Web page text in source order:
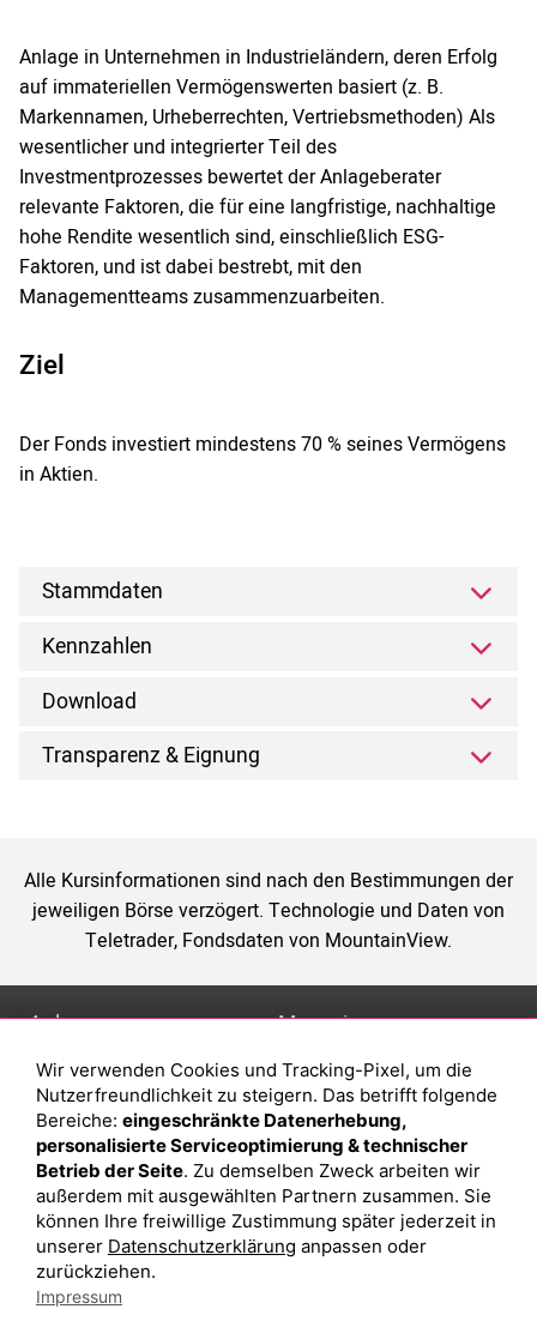
Anlage in Unternehmen in Industrieländern, deren Erfolg
auf immateriellen Vermögenswerten basiert (z. B.
Markennamen, Urheberrechten, Vertriebsmethoden) Als
wesentlicher und integrierter Teil des
Investmentprozesses bewertet der Anlageberater
relevante Faktoren, die für eine langfristige, nachhaltige
hohe Rendite wesentlich sind, einschließlich ESG-
Faktoren, und ist dabei bestrebt, mit den
Managementteams zusammenzuarbeiten.
Ziel
Der Fonds investiert mindestens 70 % seines Vermögens
in Aktien.
Stammdaten
Kennzahlen
Download
Transparenz & Eignung
Alle Kursinformationen sind nach den Bestimmungen der
jeweiligen Börse verzögert. Technologie und Daten von
Teletrader, Fondsdaten von MountainView.
Anlage
Depot eröffnen
Depot vergleichen
Junior Depot
Top-Seller-Fonds
Top-Fonds
Fonds-Suche
Magazin
Was sind sind ETFs?
Sparplan Vorteile
Was ist ein Fonds?
Wir verwenden Cookies und Tracking-Pixel, um die
Nutzerfreundlichkeit zu steigern. Das betrifft folgende
Bereiche: eingeschränkte Datenerhebung,
personalisierte Serviceoptimierung & technischer
Betrieb der Seite. Zu demselben Zweck arbeiten wir
außerdem mit ausgewählten Partnern zusammen. Sie
können Ihre freiwillige Zustimmung später jederzeit in
unserer Datenschutzerklärung anpassen oder
zurückziehen.
Impressum